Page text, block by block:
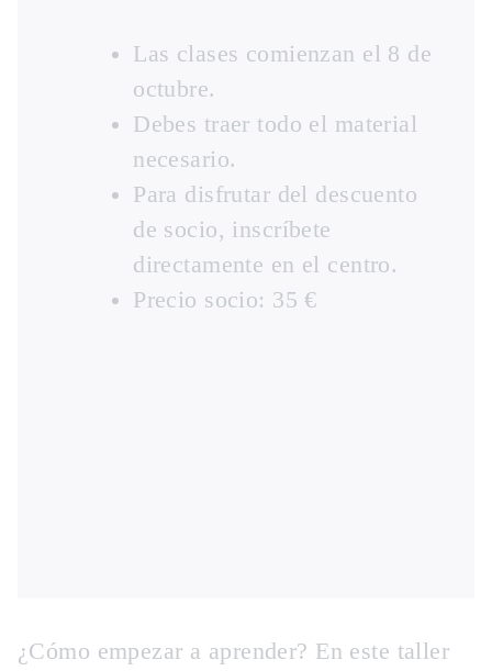
Las clases comienzan el 8 de
octubre.
Debes traer todo el material
necesario.
Para disfrutar del descuento
de socio, inscríbete
directamente en el centro.
Precio socio: 35 €
¿Cómo empezar a aprender? En este taller